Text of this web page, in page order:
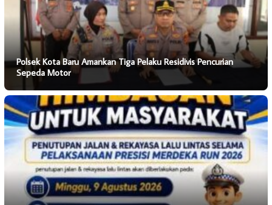
Polsek Kota Baru Amankan Tiga Pelaku Residivis Pencurian
Sepeda Motor